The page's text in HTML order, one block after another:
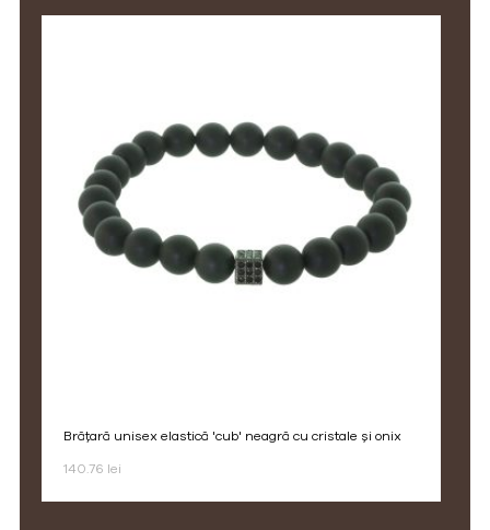
brățară unisex elastică 'cub' neagră cu cristale și onix
140.76 lei